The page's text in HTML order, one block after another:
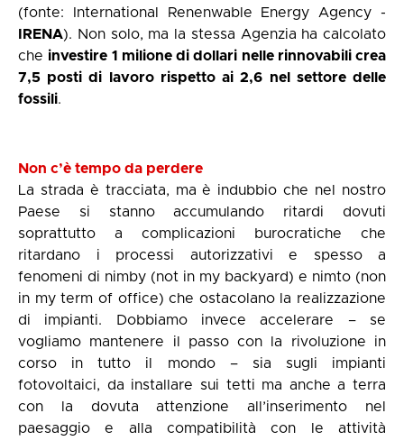
(fonte: International Renenwable Energy Agency -
IRENA). Non solo, ma la stessa Agenzia ha calcolato
che investire 1 milione di dollari nelle rinnovabili crea
7,5 posti di lavoro rispetto ai 2,6 nel settore delle
fossili.
Non c’è tempo da perdere
La strada è tracciata, ma è indubbio che nel nostro
Paese si stanno accumulando ritardi dovuti
soprattutto a complicazioni burocratiche che
ritardano i processi autorizzativi e spesso a
fenomeni di nimby (not in my backyard) e nimto (non
in my term of office) che ostacolano la realizzazione
di impianti. Dobbiamo invece accelerare – se
vogliamo mantenere il passo con la rivoluzione in
corso in tutto il mondo – sia sugli impianti
fotovoltaici, da installare sui tetti ma anche a terra
con la dovuta attenzione all’inserimento nel
paesaggio e alla compatibilità con le attività